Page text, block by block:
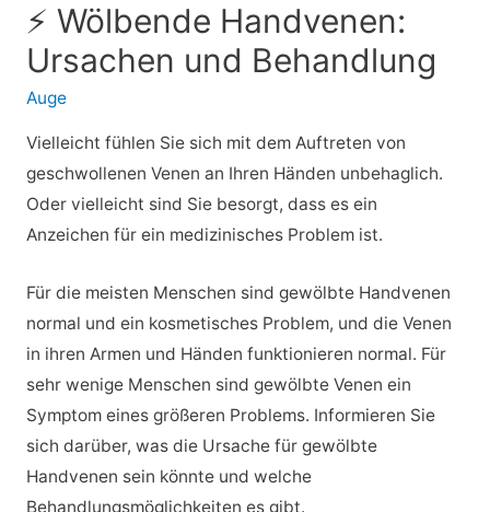
⚡ Wölbende Handvenen:
Ursachen und Behandlung
Auge
Vielleicht fühlen Sie sich mit dem Auftreten von
geschwollenen Venen an Ihren Händen unbehaglich.
Oder vielleicht sind Sie besorgt, dass es ein
Anzeichen für ein medizinisches Problem ist.
Für die meisten Menschen sind gewölbte Handvenen
normal und ein kosmetisches Problem, und die Venen
in ihren Armen und Händen funktionieren normal. Für
sehr wenige Menschen sind gewölbte Venen ein
Symptom eines größeren Problems. Informieren Sie
sich darüber, was die Ursache für gewölbte
Handvenen sein könnte und welche
Behandlungsmöglichkeiten es gibt.